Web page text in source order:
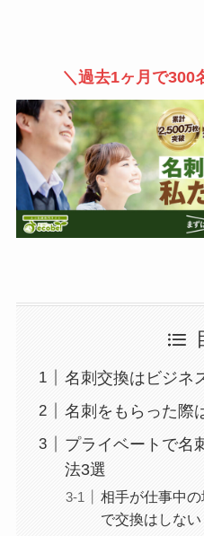
＼過去1ヶ月で300
名刺交換はビジネ
名刺をもらった際
プライベートで名
法3選
相手が仕事中
で交換はしない